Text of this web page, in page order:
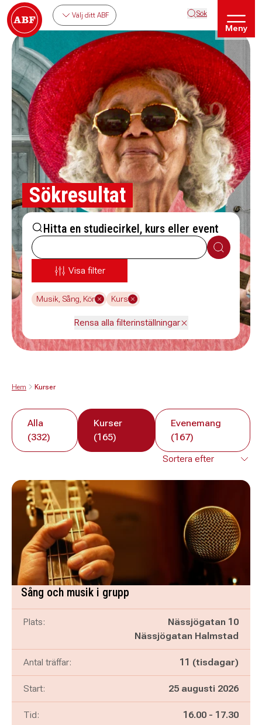
Välj ditt ABF Sök
Meny
Sökresultat
Hitta en studiecirkel, kurs eller event
Sök
Visa filter
Musik, Sång, Kör Kurs
Rensa alla filterinställningar
Hem Kurser
Alla
(332)
Kurser
(165)
Evenemang
(167)
Sång och musik i grupp
Plats:
Nässjögatan 10
Nässjögatan Halmstad
Antal träffar: 11 (tisdagar)
Start: 25 augusti 2026
Tid: Pågår mellan
16.00 - och
17.30